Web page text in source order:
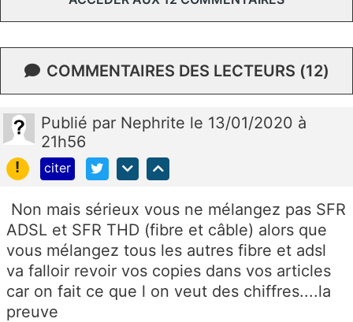
COMMENTAIRES DES LECTEURS (12)
Publié par Nephrite le 13/01/2020 à
21h56
!
citer
Non mais sérieux vous ne mélangez pas SFR
ADSL et SFR THD (fibre et câble) alors que
vous mélangez tous les autres fibre et adsl
va falloir revoir vos copies dans vos articles
car on fait ce que l on veut des chiffres....la
preuve